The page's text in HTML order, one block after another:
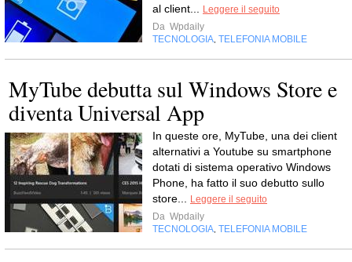
al client...
Leggere il seguito
Da Wpdaily
TECNOLOGIA TELEFONIA MOBILE
MyTube debutta sul Windows Store e
diventa Universal App
In queste ore, MyTube, una dei client
alternativi a Youtube su smartphone
dotati di sistema operativo Windows
Phone, ha fatto il suo debutto sullo
store...
Leggere il seguito
Da Wpdaily
TECNOLOGIA TELEFONIA MOBILE